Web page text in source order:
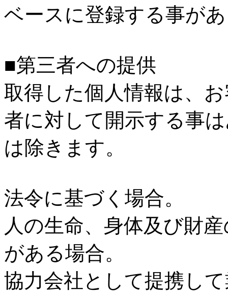
ベースに登録する事が
■第三者への提供
取得した個人情報は、
者に対して開示する事
は除きます。
法令に基づく場合。
人の生命、身体及び財
がある場合。
協力会社として提携し